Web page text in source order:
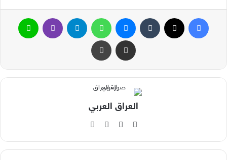
فيسبوك ماسنجر واتساب تيلقرام ڤايبر
مشاركة عبر البريد طباعة
العراق العربي
فيسبوك
‫X
‫YouTube